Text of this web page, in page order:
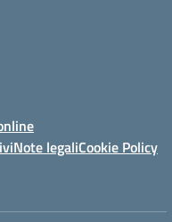
Note legaliCookie Policy